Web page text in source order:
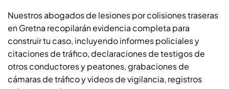
Nuestros abogados de lesiones por colisiones traseras
en Gretna recopilarán evidencia completa para
construir tu caso, incluyendo informes policiales y
citaciones de tráfico, declaraciones de testigos de
otros conductores y peatones, grabaciones de
cámaras de tráfico y videos de vigilancia, registros